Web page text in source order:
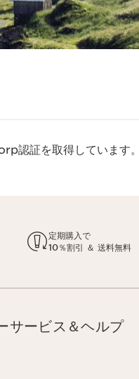
認証を取得しています。
定期購入で
10％割引 ＆ 送料無料
サービス＆ヘルプ